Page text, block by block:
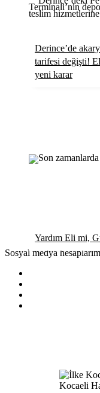
Derince’de
tarifesi değişti!
yeni karar
Yardım Eli mi,
Sosyal medya